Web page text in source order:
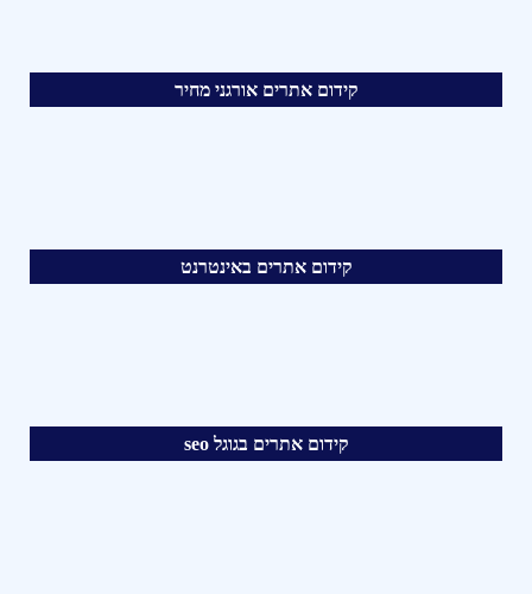
קידום אתרים אורגני מחיר
קידום אתרים באינטרנט
קידום אתרים בגוגל seo